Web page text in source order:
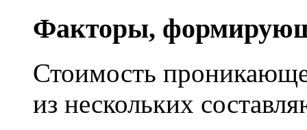
Факторы,
Стоимость
из нескольких